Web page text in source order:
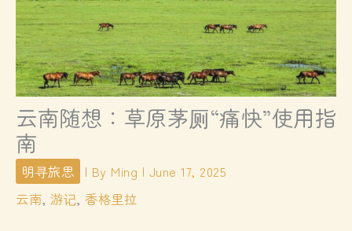
云南随想：草原茅厕“痛快”使用指
南
明寻旅思 | By Ming | June 17, 2025
云南, 游记, 香格里拉